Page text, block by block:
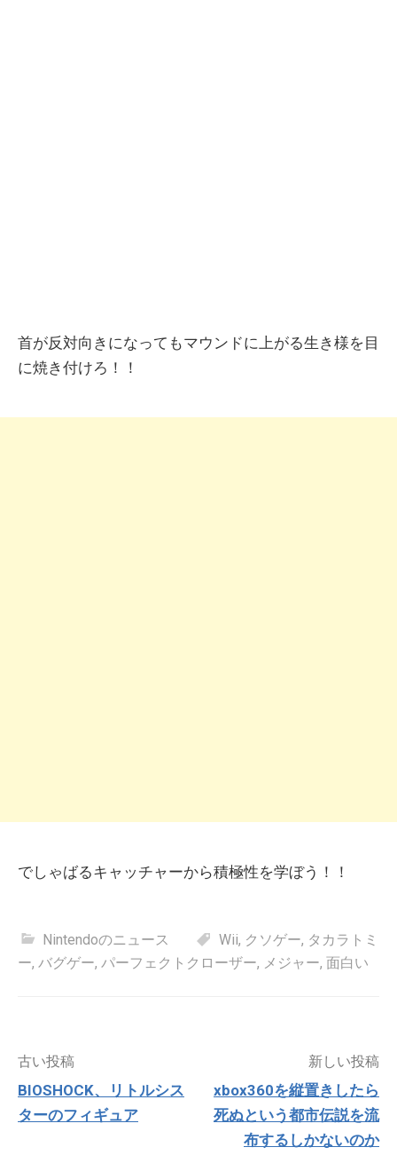
首が反対向きになってもマウンドに上がる生き様を目
に焼き付けろ！！
でしゃばるキャッチャーから積極性を学ぼう！！
Nintendoのニュース Wii, クソゲー, タカラトミ
ー, バグゲー, パーフェクトクローザー, メジャー, 面白い
投
ナ
ビ
古い投稿
BIOSHOCK、リトルシス
ターのフィギュア
新しい投稿
xbox360を縦置きしたら
死ぬという都市伝説を流
布するしかないのか